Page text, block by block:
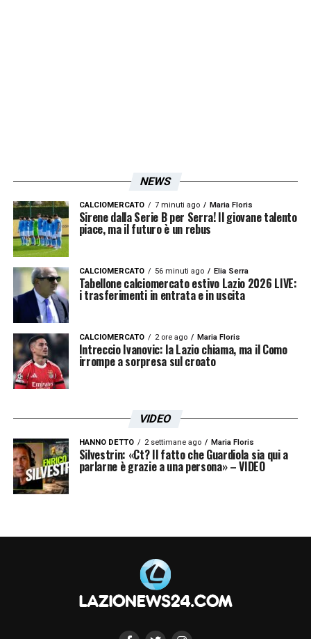
NEWS
CALCIOMERCATO 7 minuti ago Maria Floris
Sirene dalla Serie B per Serra! Il giovane talento
piace, ma il futuro è un rebus
CALCIOMERCATO 56 minuti ago Elia Serra
Tabellone calciomercato estivo Lazio 2026 LIVE:
i trasferimenti in entrata e in uscita
CALCIOMERCATO 2 ore ago Maria Floris
Intreccio Ivanovic: la Lazio chiama, ma il Como
irrompe a sorpresa sul croato
VIDEO
HANNO DETTO 2 settimane ago Maria Floris
Silvestrin: «Ct? Il fatto che Guardiola sia qui a
parlarne è grazie a una persona» – VIDEO